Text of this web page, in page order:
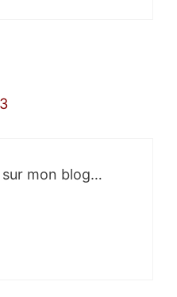
sur mon blog…